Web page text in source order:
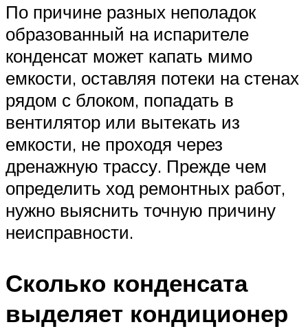
По причине разных неполадок
образованный на испарителе
конденсат может капать мимо
емкости, оставляя потеки на стенах
рядом с блоком, попадать в
вентилятор или вытекать из
емкости, не проходя через
дренажную трассу. Прежде чем
определить ход ремонтных работ,
нужно выяснить точную причину
неисправности.
Сколько конденсата
выделяет кондиционер